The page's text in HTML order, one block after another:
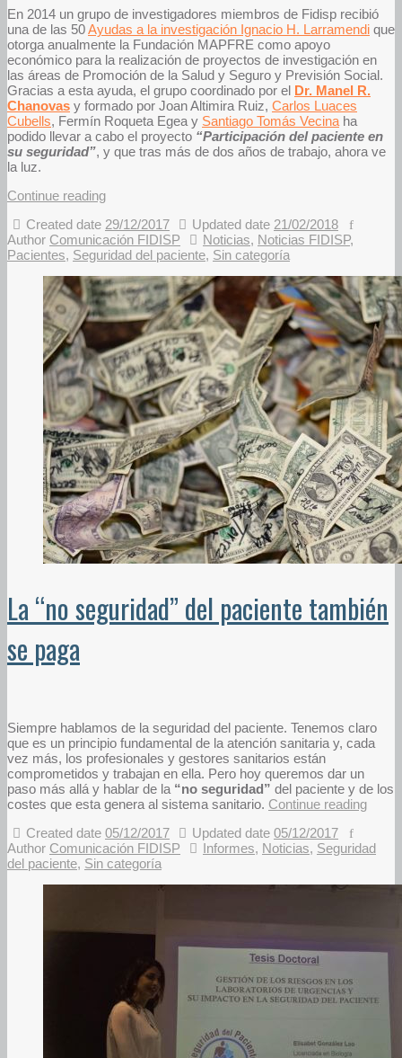
En 2014 un grupo de investigadores miembros de Fidisp recibió
una de las 50Ayudas a la investigación Ignacio H. Larramendi que
otorga anualmente la Fundación MAPFRE como apoyo
económico para la realización de proyectos de investigación en
las áreas de Promoción de la Salud y Seguro y Previsión Social.
Gracias a esta ayuda, el grupo coordinado por el Dr. Manel R.
Chanovas y formado por Joan Altimira Ruiz, Carlos Luaces
Cubells, Fermín Roqueta Egea y Santiago Tomás Vecina ha
podido llevar a cabo el proyecto “Participación del paciente en
su seguridad”, y que tras más de dos años de trabajo, ahora ve
la luz.
Continue reading
Created date 29/12/2017 Updated date 21/02/2018
Author Comunicación FIDISP Noticias, Noticias FIDISP,
Pacientes, Seguridad del paciente, Sin categoría
La “no seguridad” del paciente también
se paga
Siempre hablamos de la seguridad del paciente. Tenemos claro
que es un principio fundamental de la atención sanitaria y, cada
vez más, los profesionales y gestores sanitarios están
comprometidos y trabajan en ella. Pero hoy queremos dar un
paso más allá y hablar de la “no seguridad” del paciente y de los
costes que esta genera al sistema sanitario. Continue reading
Created date 05/12/2017 Updated date 05/12/2017
Author Comunicación FIDISP Informes, Noticias, Seguridad
del paciente, Sin categoría